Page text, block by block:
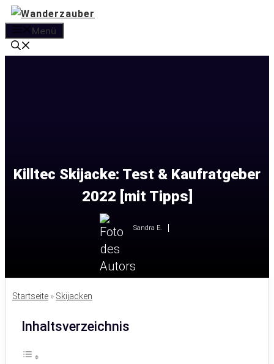
Zum
Inhalt
springen
Menü
Killtec Skijacke: Test & Kaufratgeber
2022 [mit Tipps]
Sandra E.
Startseite » Skijacken
Inhaltsverzeichnis